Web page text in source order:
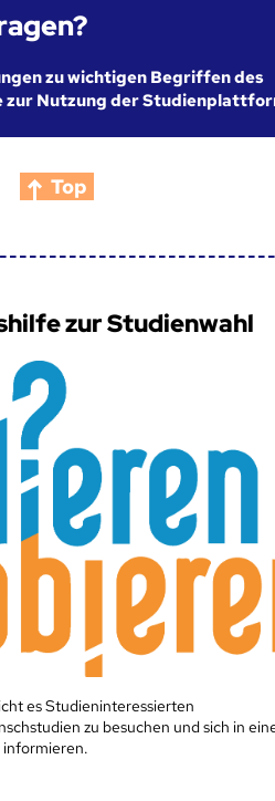
zu wichtigen Begriffen des
zur Nutzung der
Top
zur Studienwahl
es Studieninteressierten
zu besuchen und sich in
informieren.